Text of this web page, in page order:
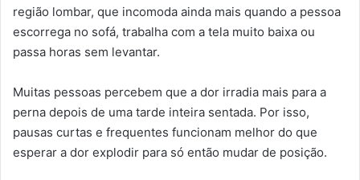
região lombar, que incomoda ainda mais quando a pessoa
escorrega no sofá, trabalha com a tela muito baixa ou
passa horas sem levantar.
Muitas pessoas percebem que a dor irradia mais para a
perna depois de uma tarde inteira sentada. Por isso,
pausas curtas e frequentes funcionam melhor do que
esperar a dor explodir para só então mudar de posição.